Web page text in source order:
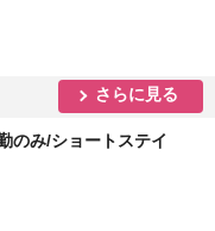
さらに見る
のみ/ショートステイ